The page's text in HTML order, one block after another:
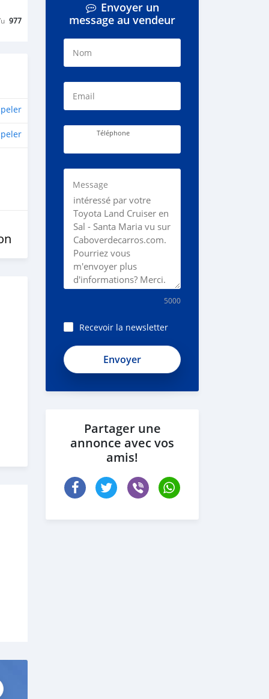
977
Envoyer un
message au vendeur
Nom
Email
Téléphone
Message
5000
Recevoir la newsletter
Partager une
annonce avec vos
amis!